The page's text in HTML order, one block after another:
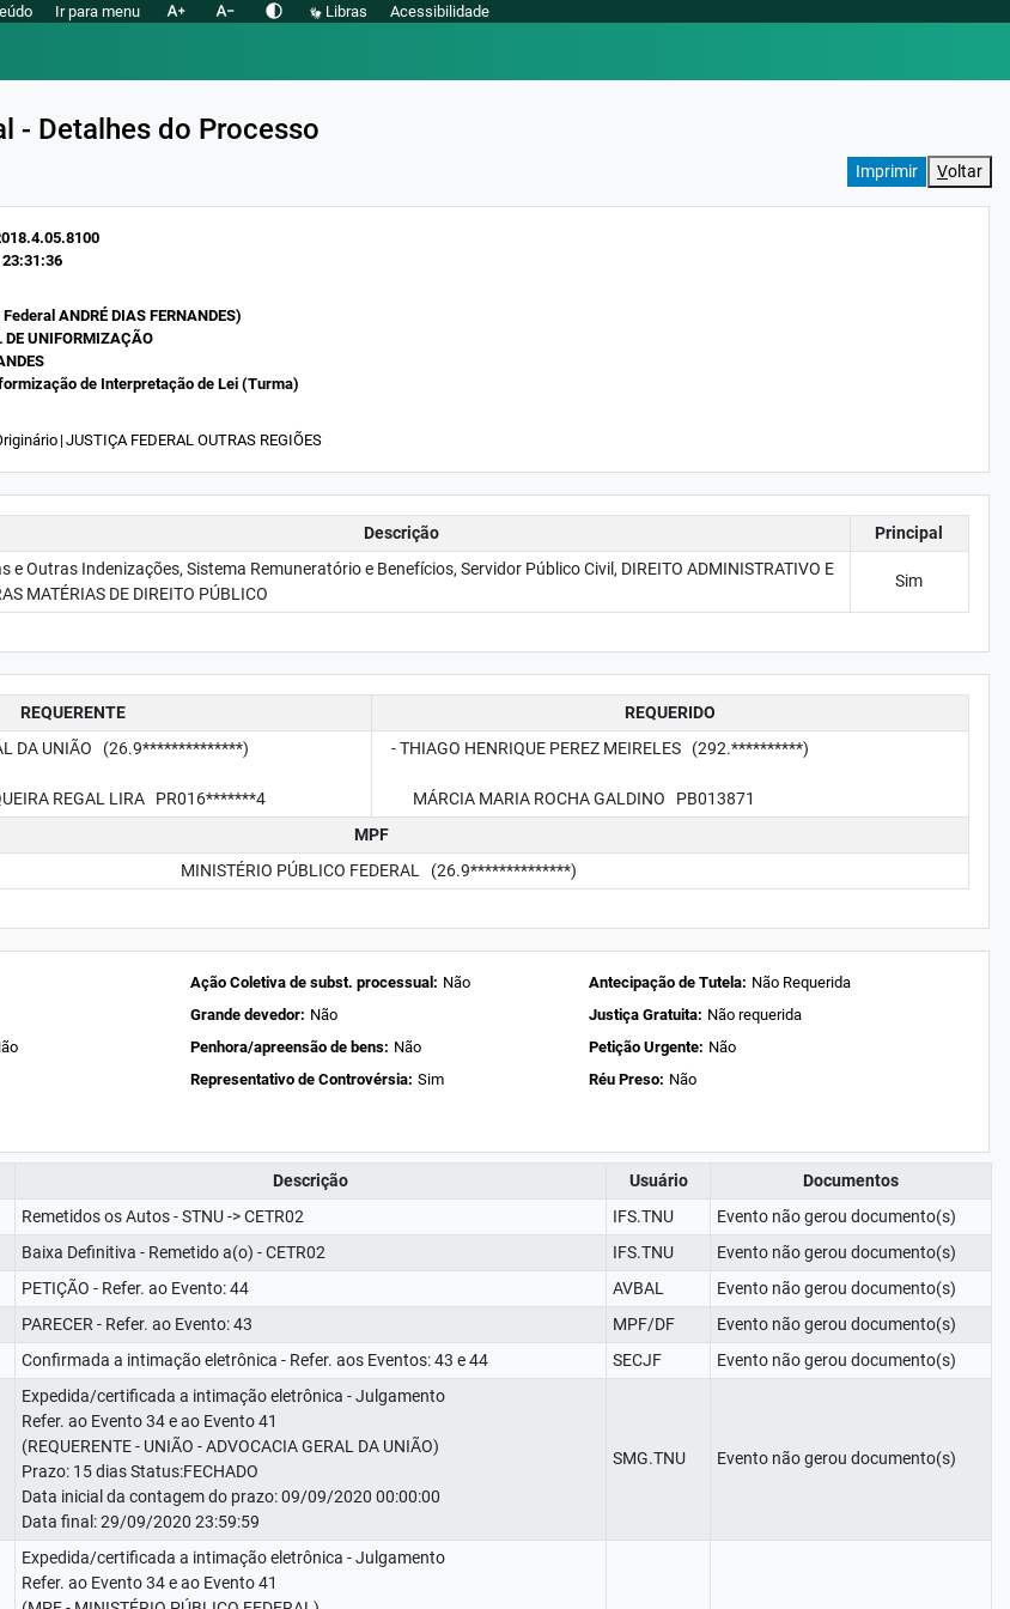
Ir para menu text_increase text_decrease contrast Libras Acessibilidade
- Detalhes do Processo
Voltar
ANDRÉ DIAS FERNANDES)
UNIFORMIZAÇÃO
de Interpretação de Lei (Turma)
| JUSTIÇA FEDERAL OUTRAS REGIÕES
Descrição Principal
e Outras Indenizações, Sistema Remuneratório e Benefícios, Servidor Público Civil, DIREITO ADMINISTRATIVO E
MATÉRIAS DE DIREITO PÚBLICO
Sim
REQUERENTE
REQUERIDO
DA UNIÃO (26.9**************)
REGAL LIRA PR016*******4
- THIAGO HENRIQUE PEREZ MEIRELES (292.**********)
MÁRCIA MARIA ROCHA GALDINO PB013871
MPF
MINISTÉRIO PÚBLICO FEDERAL (26.9**************)
Ação Coletiva de subst. processual: Não Antecipação de Tutela: Não Requerida
Grande devedor: Não Justiça Gratuita: Não requerida
Penhora/apreensão de bens: Não Petição Urgente: Não
Representativo de Controvérsia: Sim Réu Preso: Não
Descrição Usuário
Documentos
Remetidos os Autos - STNU -> CETR02 IFS.TNU
Evento não gerou documento(s)
Baixa Definitiva - Remetido a(o) - CETR02 IFS.TNU
Evento não gerou documento(s)
PETIÇÃO - Refer. ao Evento: 44 AVBAL
Evento não gerou documento(s)
PARECER - Refer. ao Evento: 43 MPF/DF
Evento não gerou documento(s)
Confirmada a intimação eletrônica - Refer. aos Eventos: 43 e 44 SECJF Evento não gerou documento(s)
Expedida/certificada a intimação eletrônica - Julgamento
Refer. ao Evento 34 e ao Evento 41
(REQUERENTE - UNIÃO - ADVOCACIA GERAL DA UNIÃO)
Prazo: 15 dias Status:FECHADO
Data inicial da contagem do prazo: 09/09/2020 00:00:00
Data final: 29/09/2020 23:59:59
SMG.TNU Evento não gerou documento(s)
Expedida/certificada a intimação eletrônica - Julgamento
Refer. ao Evento 34 e ao Evento 41